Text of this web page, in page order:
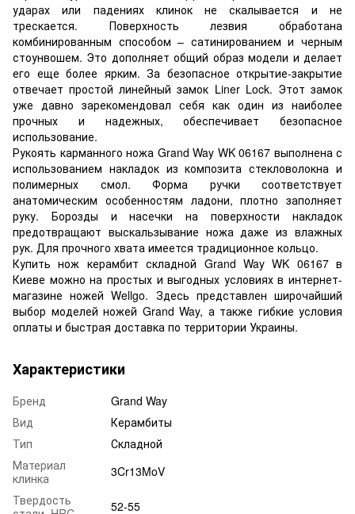
ударах или падениях клинок не скалывается и не
трескается. Поверхность лезвия обработана
комбинированным способом – сатинированием и черным
стоунвошем. Это дополняет общий образ модели и делает
его еще более ярким. За безопасное открытие-закрытие
отвечает простой линейный замок Liner Lock. Этот замок
уже давно зарекомендовал себя как один из наиболее
прочных и надежных, обеспечивает безопасное
использование.
Рукоять карманного ножа Grand Way WK 06167 выполнена с
использованием накладок из композита стекловолокна и
полимерных смол. Форма ручки соответствует
анатомическим особенностям ладони, плотно заполняет
руку. Борозды и насечки на поверхности накладок
предотвращают выскальзывание ножа даже из влажных
рук. Для прочного хвата имеется традиционное кольцо.
Купить нож керамбит складной Grand Way WK 06167 в
Киеве можно на простых и выгодных условиях в интернет-
магазине ножей Wellgo. Здесь представлен широчайший
выбор моделей ножей Grand Way, а также гибкие условия
оплаты и быстрая доставка по территории Украины.
Характеристики
Бренд
Grand Way
Вид
Керамбиты
Тип
Складной
Материал
клинка
3Cr13MoV
Твердость
52-55